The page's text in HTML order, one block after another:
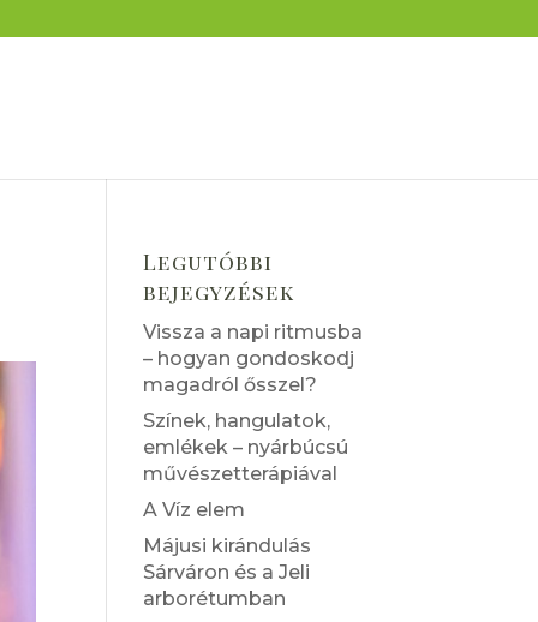
Legutóbbi
bejegyzések
Vissza a napi ritmusba
– hogyan gondoskodj
magadról ősszel?
Színek, hangulatok,
emlékek – nyárbúcsú
művészetterápiával
A Víz elem
Májusi kirándulás
Sárváron és a Jeli
arborétumban